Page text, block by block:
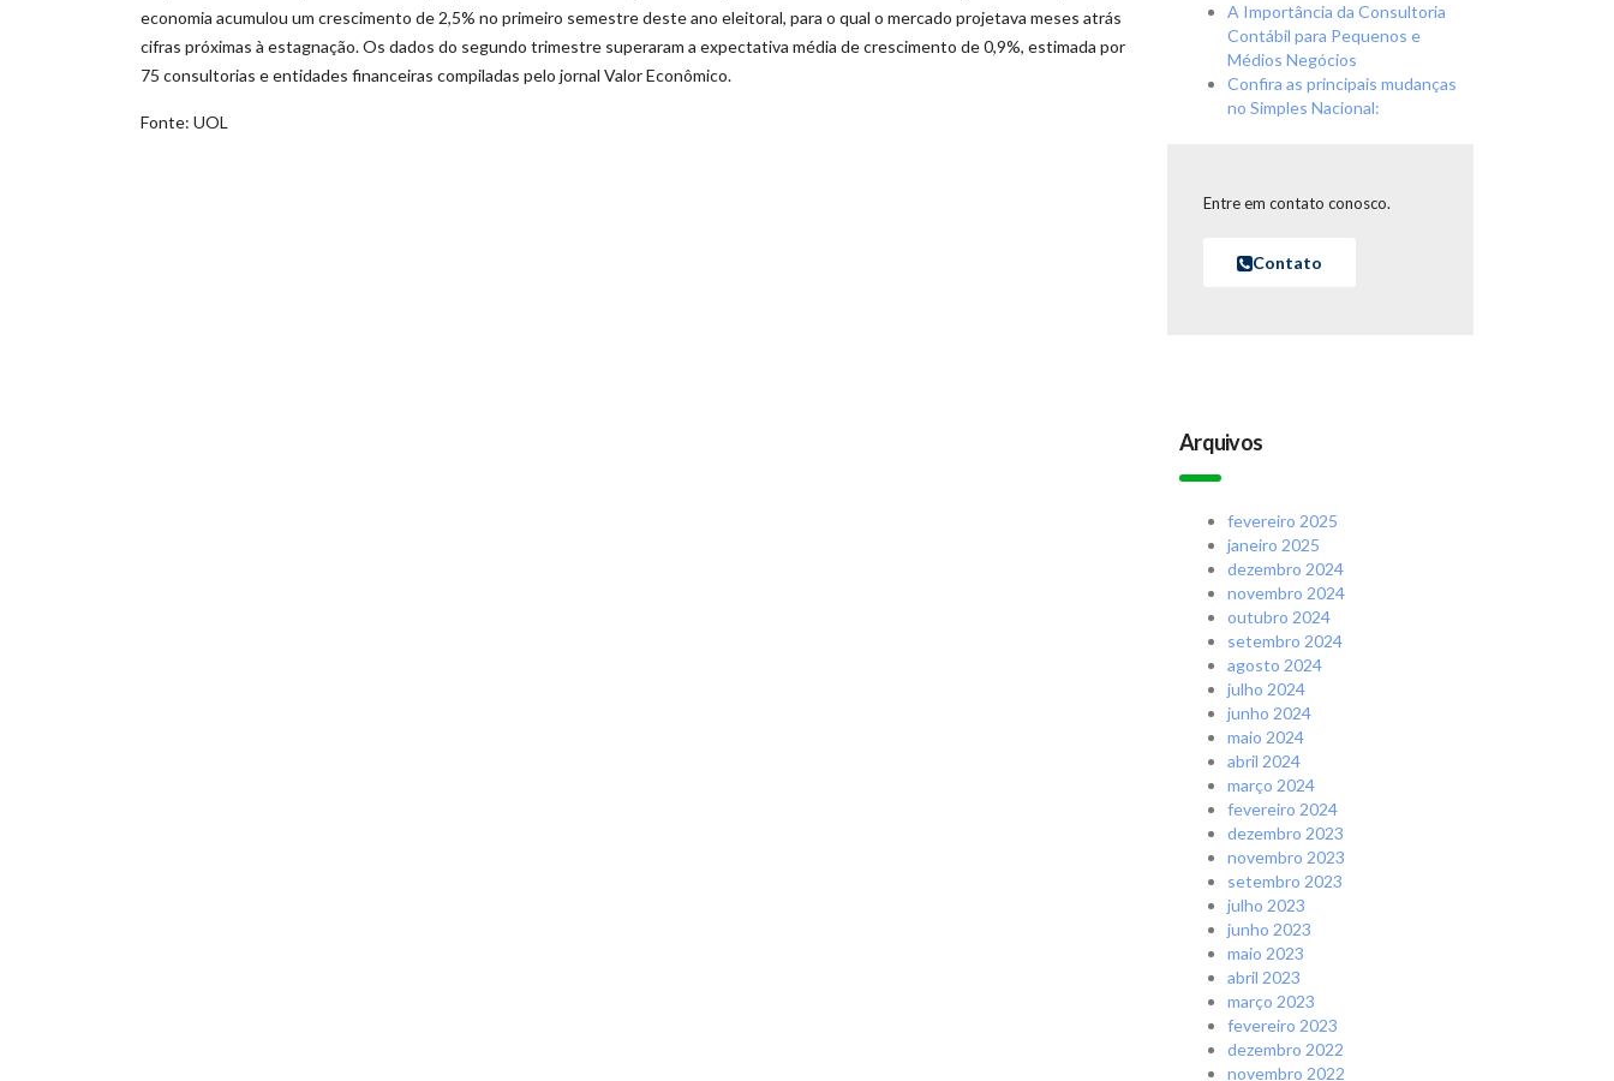
economia acumulou um crescimento de 2,5% no primeiro semestre deste ano eleitoral, para o qual o mercado projetava meses atrás
cifras próximas à estagnação. Os dados do segundo trimestre superaram a expectativa média de crescimento de 0,9%, estimada por
75 consultorias e entidades financeiras compiladas pelo jornal Valor Econômico.
Fonte: UOL
A Importância da Consultoria
Contábil para Pequenos e
Médios Negócios
Confira as principais mudanças
no Simples Nacional:
Entre em contato conosco.
Contato
Arquivos
fevereiro 2025
janeiro 2025
dezembro 2024
novembro 2024
outubro 2024
setembro 2024
agosto 2024
julho 2024
junho 2024
maio 2024
abril 2024
março 2024
fevereiro 2024
dezembro 2023
novembro 2023
setembro 2023
julho 2023
junho 2023
maio 2023
abril 2023
março 2023
fevereiro 2023
dezembro 2022
novembro 2022